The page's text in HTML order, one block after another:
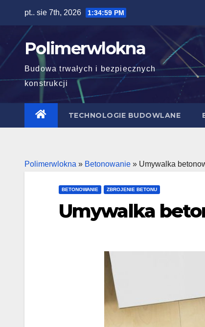
content
pt.. sie 7th, 2026 1:35:01 PM
Polimerwlokna
Budowa trwałych i bezpiecznych
konstrukcji
TECHNOLOGIE BUDOWLANE
Polimerwlokna » Betonowanie » Umywalka
BETONOWANIE ZBROJENIE BETONU
Umywalka